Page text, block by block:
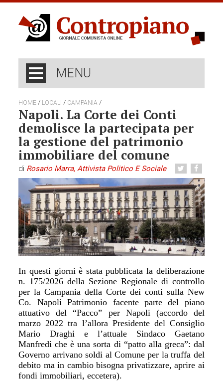
MENU
HOME / LOCALI / CAMPANIA /
Napoli. La Corte dei Conti
demolisce la partecipata per
la gestione del patrimonio
immobiliare del comune
di Rosario Marra, Attivista Politico E Sociale
In questi giorni è stata pubblicata la deliberazione
n. 175/2026 della Sezione Regionale di controllo
per la Campania della Corte dei conti sulla New
Co. Napoli Patrimonio facente parte del piano
attuativo del “Pacco” per Napoli (accordo del
marzo 2022 tra l’allora Presidente del Consiglio
Mario Draghi e l’attuale Sindaco Gaetano
Manfredi che è una sorta di “patto alla greca”: dal
Governo arrivano soldi al Comune per la truffa del
debito ma in cambio bisogna privatizzare, aprire ai
fondi immobiliari, eccetera).